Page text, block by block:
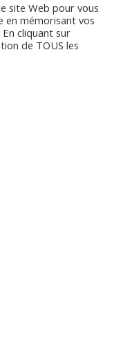
site Web pour vous
en mémorisant vos
cliquant sur
de TOUS les